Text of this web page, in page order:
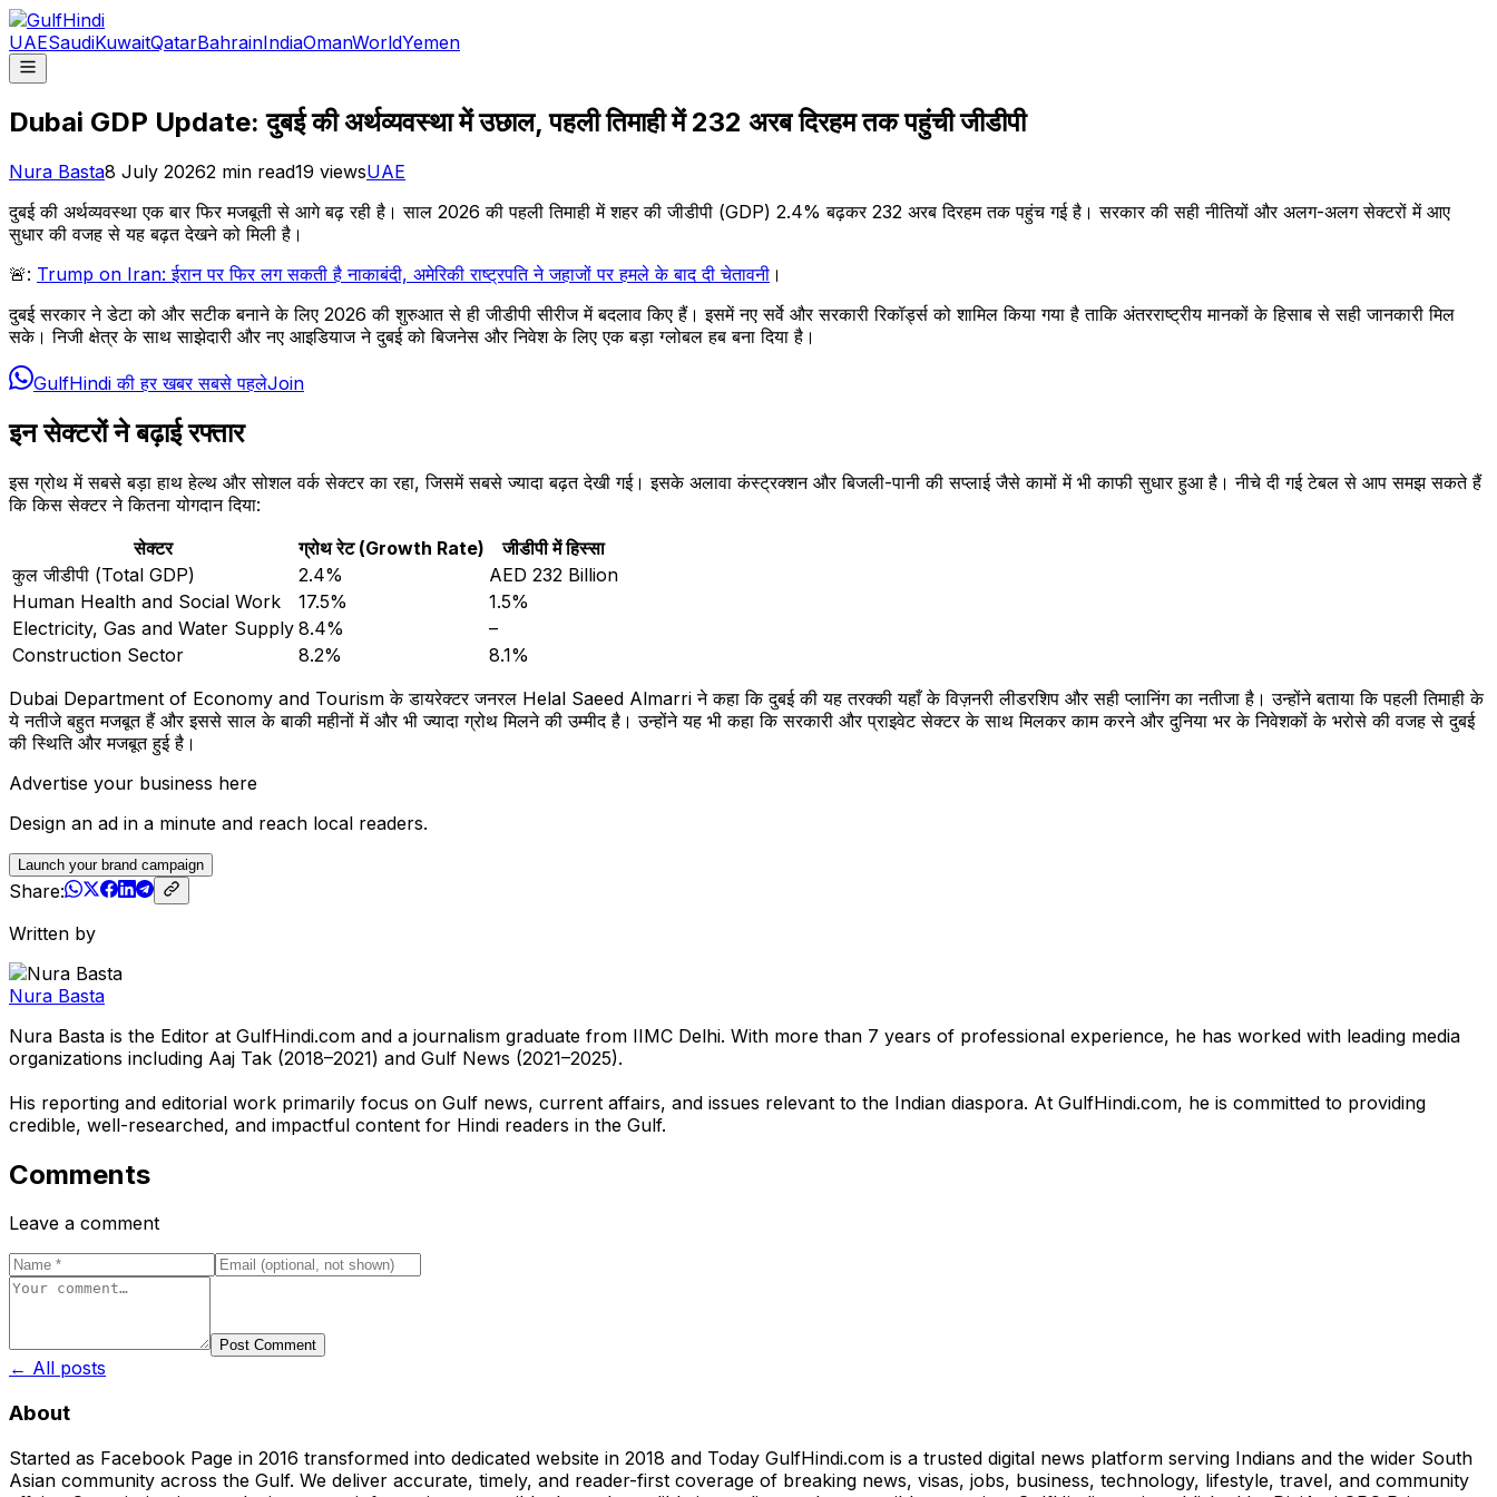
UAESaudiKuwaitQatarBahrainIndiaOmanWorldYemen
Dubai GDP Update: दुबई की अर्थव्यवस्था में उछाल, पहली तिमाही में 232 अरब दिरहम तक पहुंची जीडीपी
Nura Basta8 July 20262 min read19 viewsUAE
दुबई की अर्थव्यवस्था एक बार फिर मजबूती से आगे बढ़ रही है। साल 2026 की पहली तिमाही में शहर की जीडीपी (GDP) 2.4% बढ़कर 232 अरब दिरहम तक पहुंच गई है। सरकार की सही नीतियों और अलग-अलग सेक्टरों में आए
सुधार की वजह से यह बढ़त देखने को मिली है।
🚨: Trump on Iran: ईरान पर फिर लग सकती है नाकाबंदी, अमेरिकी राष्ट्रपति ने जहाजों पर हमले के बाद दी चेतावनी ।
दुबई सरकार ने डेटा को और सटीक बनाने के लिए 2026 की शुरुआत से ही जीडीपी सीरीज में बदलाव किए हैं। इसमें नए सर्वे और सरकारी रिकॉर्ड्स को शामिल किया गया है ताकि अंतरराष्ट्रीय मानकों के हिसाब से सही जानकारी मिल
सके। निजी क्षेत्र के साथ साझेदारी और नए आइडियाज ने दुबई को बिजनेस और निवेश के लिए एक बड़ा ग्लोबल हब बना दिया है।
GulfHindi की हर खबर सबसे पहलेJoin
इन सेक्टरों ने बढ़ाई रफ्तार
इस ग्रोथ में सबसे बड़ा हाथ हेल्थ और सोशल वर्क सेक्टर का रहा, जिसमें सबसे ज्यादा बढ़त देखी गई। इसके अलावा कंस्ट्रक्शन और बिजली-पानी की सप्लाई जैसे कामों में भी काफी सुधार हुआ है। नीचे दी गई टेबल से आप समझ सकते हैं
कि किस सेक्टर ने कितना योगदान दिया:
सेक्टर
ग्रोथ रेट (Growth Rate)
जीडीपी में हिस्सा
कुल जीडीपी (Total GDP)
2.4%
AED 232 Billion
Human Health and Social Work
17.5%
1.5%
Electricity, Gas and Water Supply 8.4%
–
Construction Sector
8.2%
8.1%
Dubai Department of Economy and Tourism के डायरेक्टर जनरल Helal Saeed Almarri ने कहा कि दुबई की यह तरक्की यहाँ के विज़नरी लीडरशिप और सही प्लानिंग का नतीजा है। उन्होंने बताया कि पहली तिमाही के
ये नतीजे बहुत मजबूत हैं और इससे साल के बाकी महीनों में और भी ज्यादा ग्रोथ मिलने की उम्मीद है। उन्होंने यह भी कहा कि सरकारी और प्राइवेट सेक्टर के साथ मिलकर काम करने और दुनिया भर के निवेशकों के भरोसे की वजह से दुबई
की स्थिति और मजबूत हुई है।
Advertise your business here
Design an ad in a minute and reach local readers.
Launch your brand campaign
Share:
Written by
Nura Basta
Nura Basta is the Editor at GulfHindi.com and a journalism graduate from IIMC Delhi. With more than 7 years of professional experience, he has worked with leading media
organizations including Aaj Tak (2018–2021) and Gulf News (2021–2025).
His reporting and editorial work primarily focus on Gulf news, current affairs, and issues relevant to the Indian diaspora. At GulfHindi.com, he is committed to providing
credible, well-researched, and impactful content for Hindi readers in the Gulf.
Comments
Leave a comment
Post Comment
← All posts
About
Started as Facebook Page in 2016 transformed into dedicated website in 2018 and Today GulfHindi.com is a trusted digital news platform serving Indians and the wider South
Asian community across the Gulf. We deliver accurate, timely, and reader-first coverage of breaking news, visas, jobs, business, technology, lifestyle, travel, and community